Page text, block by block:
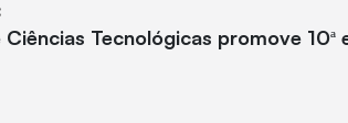
Tecnológicas promove 10ª